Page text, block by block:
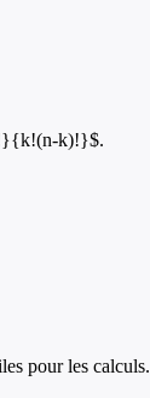
k)!}$.
pour les calculs.